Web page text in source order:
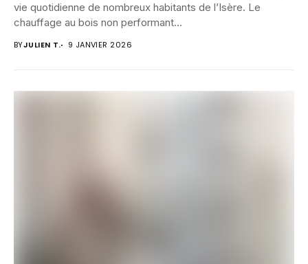
vie quotidienne de nombreux habitants de l’Isère. Le
chauffage au bois non performant...
BYJULIEN T. 9 JANVIER 2026